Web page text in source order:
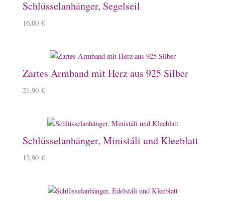
Schlüsselanhänger, Segelseil
16,00 €
Zartes Armband mit Herz aus 925 Silber
21,90 €
Schlüsselanhänger, Ministáli und Kleeblatt
12,90 €